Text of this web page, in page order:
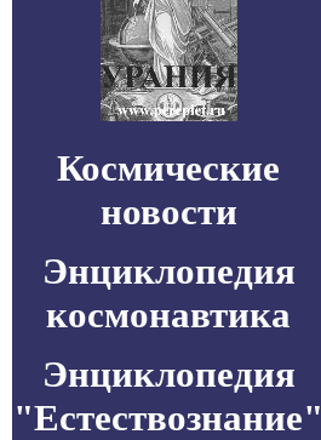
Космические
новости
Энциклопедия
космонавтика
Энциклопедия
"Естествознание"